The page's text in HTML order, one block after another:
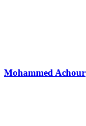
Mohammed Achour